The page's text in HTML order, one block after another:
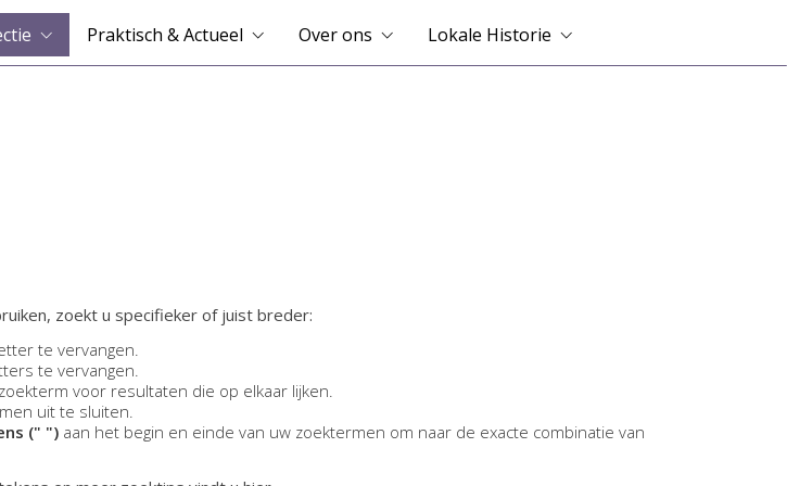
Praktisch & Actueel Over ons Lokale Historie
zoekt u specifieker of juist breder:
te vervangen.
te vervangen.
voor resultaten die op elkaar lijken.
uit te sluiten.
(" ") aan het begin en einde van uw zoektermen om naar de exacte combinatie van